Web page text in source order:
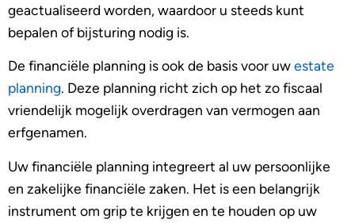
geactualiseerd worden, waardoor u steeds kunt
bepalen of bijsturing nodig is.
De financiële planning is ook de basis voor uwestate
planning. Deze planning richt zich op het zo fiscaal
vriendelijk mogelijk overdragen van vermogen aan
erfgenamen.
Uw financiële planning integreert al uw persoonlijke
en zakelijke financiële zaken. Het is een belangrijk
instrument om grip te krijgen en te houden op uw